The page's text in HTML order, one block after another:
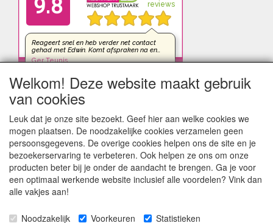
Welkom! Deze website maakt gebruik
van cookies
Leuk dat je onze site bezoekt. Geef hier aan welke cookies we
mogen plaatsen. De noodzakelijke cookies verzamelen geen
persoonsgegevens. De overige cookies helpen ons de site en je
bezoekerservaring te verbeteren. Ook helpen ze ons om onze
producten beter bij je onder de aandacht te brengen. Ga je voor
een optimaal werkende website inclusief alle voordelen? Vink dan
alle vakjes aan!
Noodzakelijk Voorkeuren Statistieken